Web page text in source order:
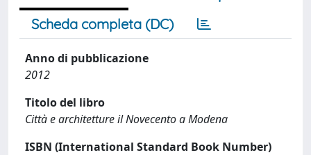
Scheda completa (DC)
Anno di pubblicazione
2012
Titolo del libro
Città e architetture il Novecento a Modena
ISBN (International Standard Book Number)